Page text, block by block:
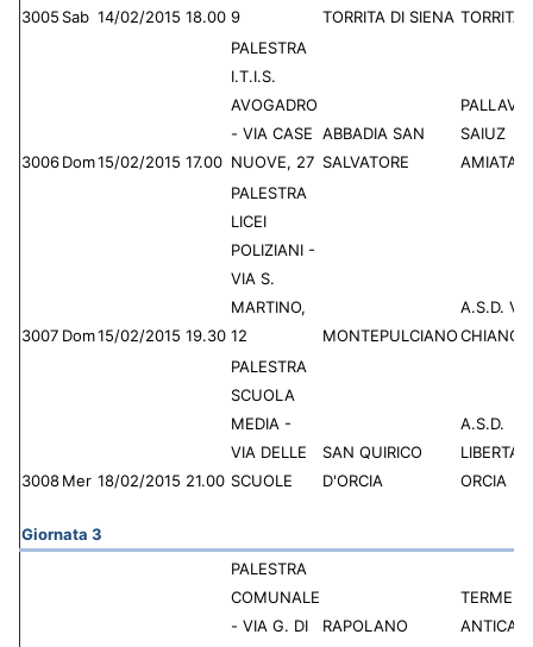
3005 Sab 14/02/2015 18.00 9
TORRITA DI SIENA TORRITA
3006Dom15/02/2015 17.00
PALESTRA
I.T.I.S.
AVOGADRO
- VIA CASE
NUOVE, 27
ABBADIA SAN
SALVATORE
SAIUZ
AMIATA
3007 Dom15/02/2015 19.30
PALESTRA
LICEI
POLIZIANI -
VIA S.
MARTINO,
12
MONTEPULCIANO
A.S.D.
3008Mer 18/02/2015 21.00
PALESTRA
SCUOLA
MEDIA -
VIA DELLE
SCUOLE
SAN QUIRICO
D'ORCIA
A.S.D.
LIBERTAS
ORCIA
Giornata 3
PALESTRA
COMUNALE
- VIA G. DI
RAPOLANO
TERME
ANTICA